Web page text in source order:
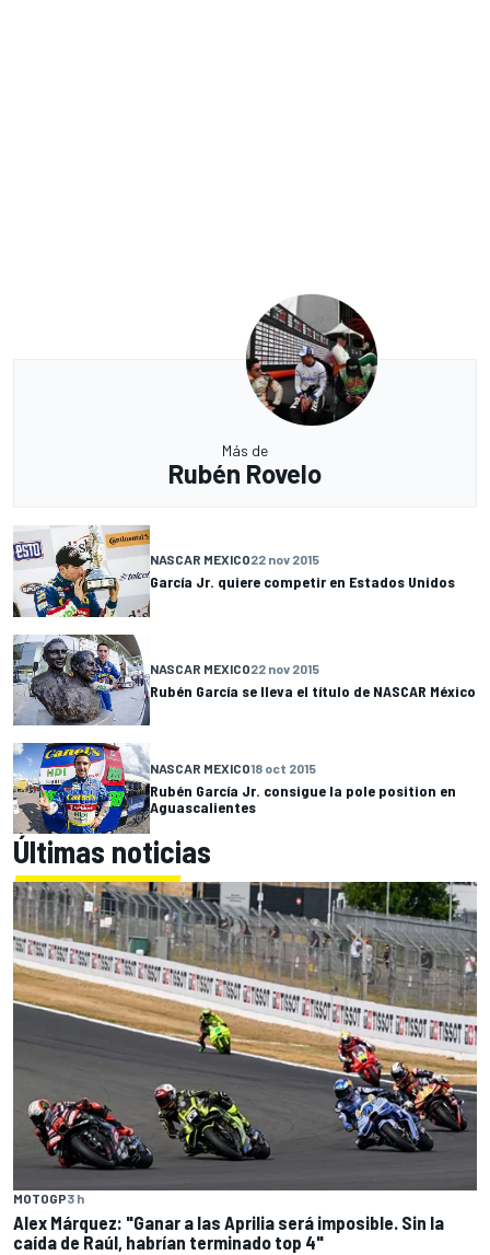
Más de
Rubén Rovelo
NASCAR MEXICO22 nov 2015
García Jr. quiere competir en Estados Unidos
NASCAR MEXICO22 nov 2015
Rubén García se lleva el título de NASCAR México
NASCAR MEXICO18 oct 2015
Rubén García Jr. consigue la pole position en
Aguascalientes
Últimas noticias
MOTOGP3 h
Alex Márquez: "Ganar a las Aprilia será imposible. Sin la
caída de Raúl, habrían terminado top 4"